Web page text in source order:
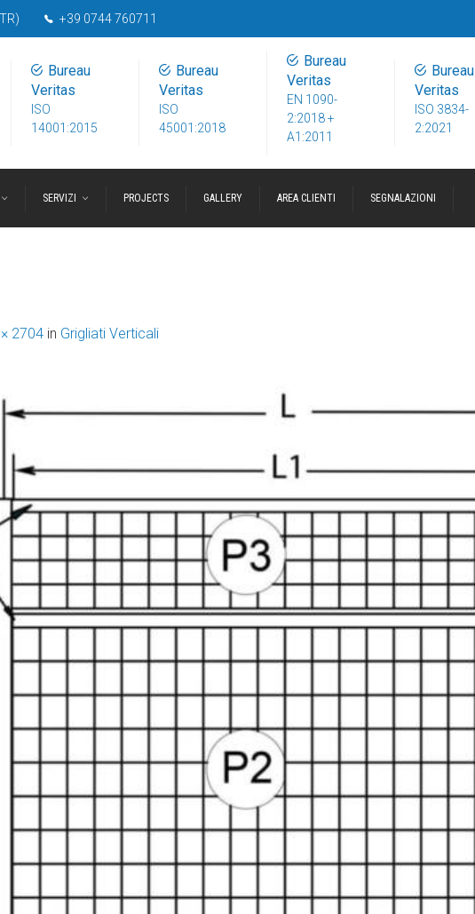
+39 0744 760711
Bureau
Veritas
ISO 3834-
2:2021
Bureau
Veritas
EN 1090-
2:2018 +
A1:2011
Bureau
Veritas
ISO
45001:2018
Bureau
Veritas
ISO
14001:2015
SERVIZI PROJECTS GALLERY AREA CLIENTI SEGNALAZIONI
2704 in Grigliati Verticali